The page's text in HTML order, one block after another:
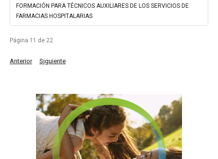
FORMACIÓN PARA TÉCNICOS AUXILIARES DE LOS SERVICIOS DE
FARMACIAS HOSPITALARIAS
Página 11 de 22
Anterior Siguiente